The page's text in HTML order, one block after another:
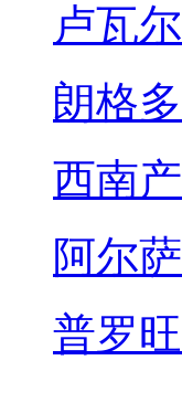
卢瓦
朗格
西南
阿尔
普罗